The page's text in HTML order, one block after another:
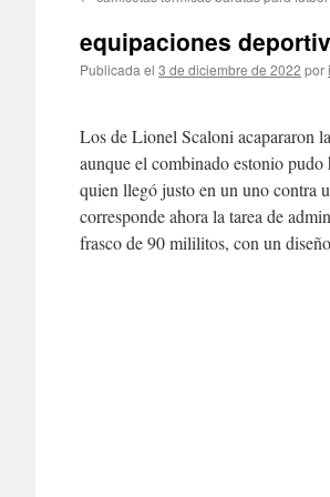
contenido
equipaciones
Publicada el 3 de diciembre de 2022 por
Los de Lionel Scaloni acapararon
aunque el combinado estonio pudo
quien llegó justo en un uno contra
corresponde ahora la tarea de
frasco de 90 mililitos, con un